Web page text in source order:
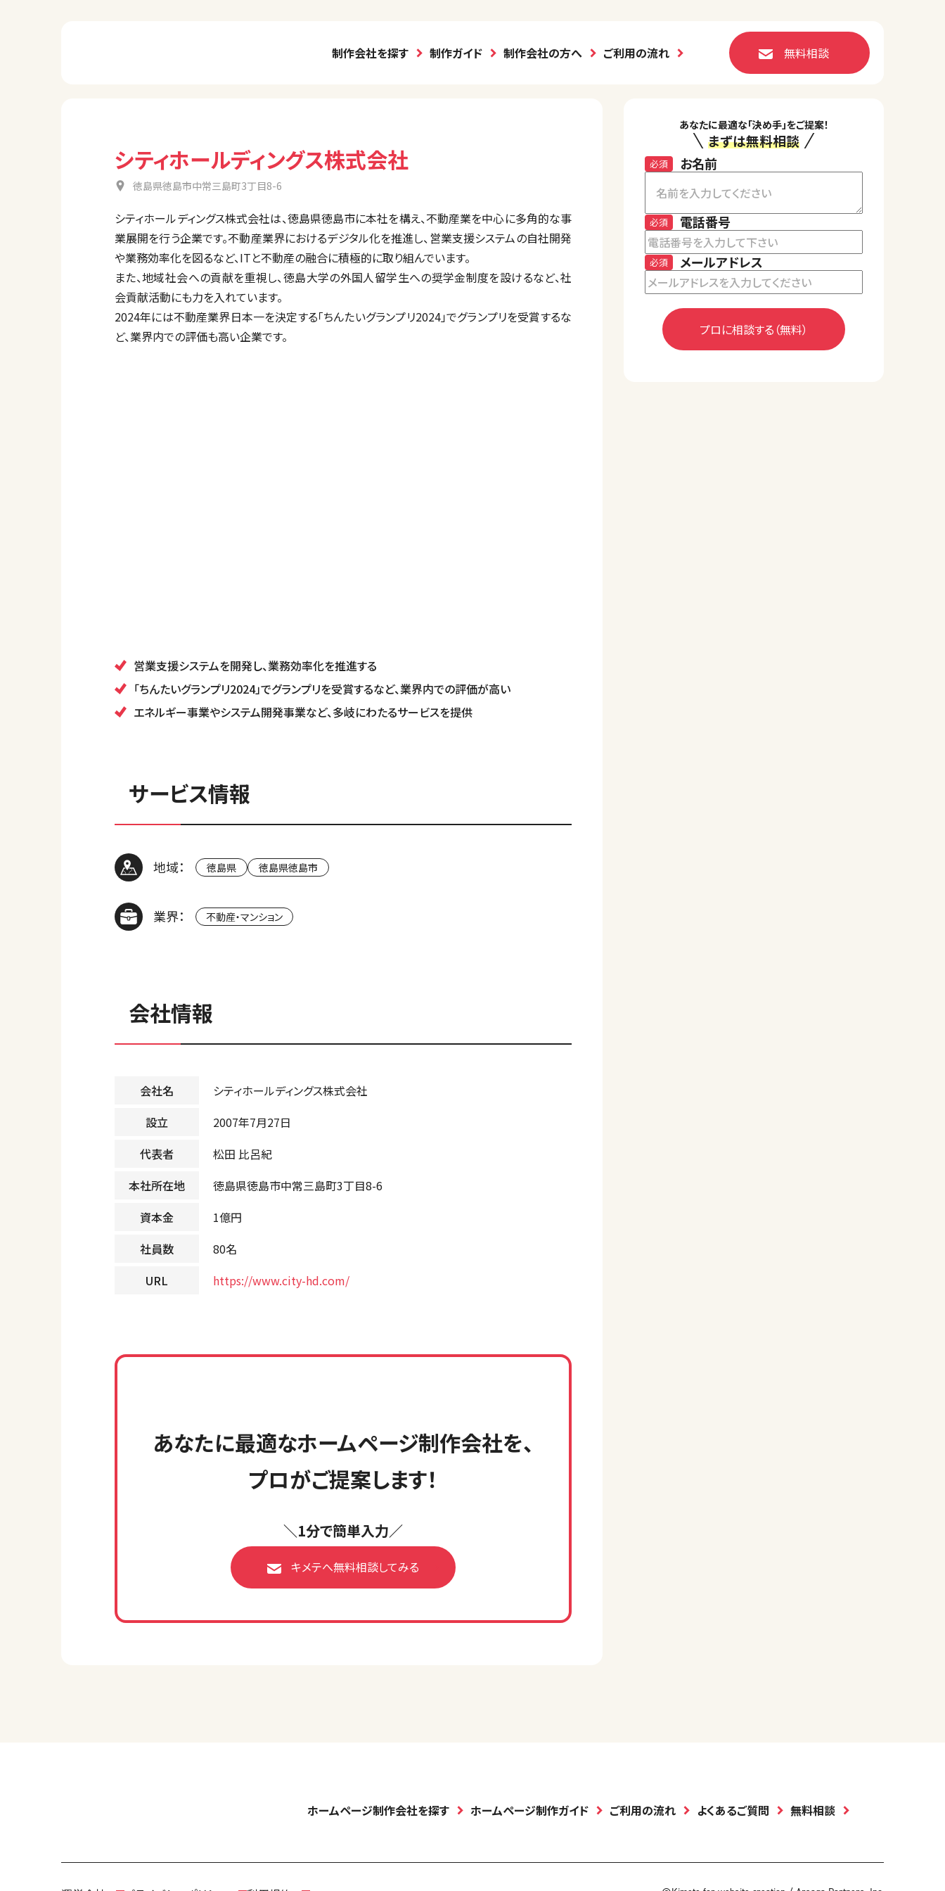
制作会社を探す 制作ガイド 制作会社の方へ ご利用の流れ 無料相談
シティホールディングス株式会社
徳島県徳島市中常三島町3丁目8-6
シティホールディングス株式会社は、徳島県徳島市に本社を構え、不動産業を中心に多角的な事
業展開を行う企業です。不動産業界におけるデジタル化を推進し、営業支援システムの自社開発
や業務効率化を図るなど、ITと不動産の融合に積極的に取り組んでいます。
また、地域社会への貢献を重視し、徳島大学の外国人留学生への奨学金制度を設けるなど、社
会貢献活動にも力を入れています。
2024年には不動産業界日本一を決定する「ちんたいグランプリ2024」でグランプリを受賞するな
ど、業界内での評価も高い企業です。
営業支援システムを開発し、業務効率化を推進する
「ちんたいグランプリ2024」でグランプリを受賞するなど、業界内での評価が高い
エネルギー事業やシステム開発事業など、多岐にわたるサービスを提供
サービス情報
地域： 徳島県 徳島県徳島市
業界： 不動産・マンション
会社情報
会社名
シティホールディングス株式会社
設立
2007年7月27日
代表者
松田 比呂紀
本社所在地
徳島県徳島市中常三島町3丁目8-6
資本金
1億円
社員数
80名
URL
https://www.city-hd.com/
あなたに最適なホームページ制作会社を、
プロがご提案します！
＼1分で簡単入力／
キメテへ無料相談してみる
あなたに最適な「決め手」をご提案！
まずは無料相談
お名前
必須
電話番号
必須
メールアドレス
必須
ホームページ制作会社を探す ホームページ制作ガイド ご利用の流れ よくあるご質問 無料相談